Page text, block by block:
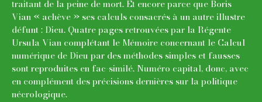
traitant de la peine de mort. Et encore parce que Boris
Vian « achève » ses calculs consacrés à un autre illustre
défunt : Dieu. Quatre pages retrouvées par la Régente
Ursula Vian complétant le Mémoire concernant le Calcul
numérique de Dieu par des méthodes simples et fausses
sont reproduites en fac-similé. Numéro capital, donc, avec
en complément des précisions dernières sur la politique
nécrologique.